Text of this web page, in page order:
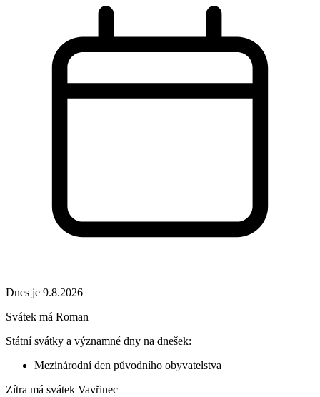
Dnes je 9.8.2026
Svátek má Roman
Státní svátky a významné dny na dnešek:
Mezinárodní den původního obyvatelstva
Zítra má svátek Vavřinec